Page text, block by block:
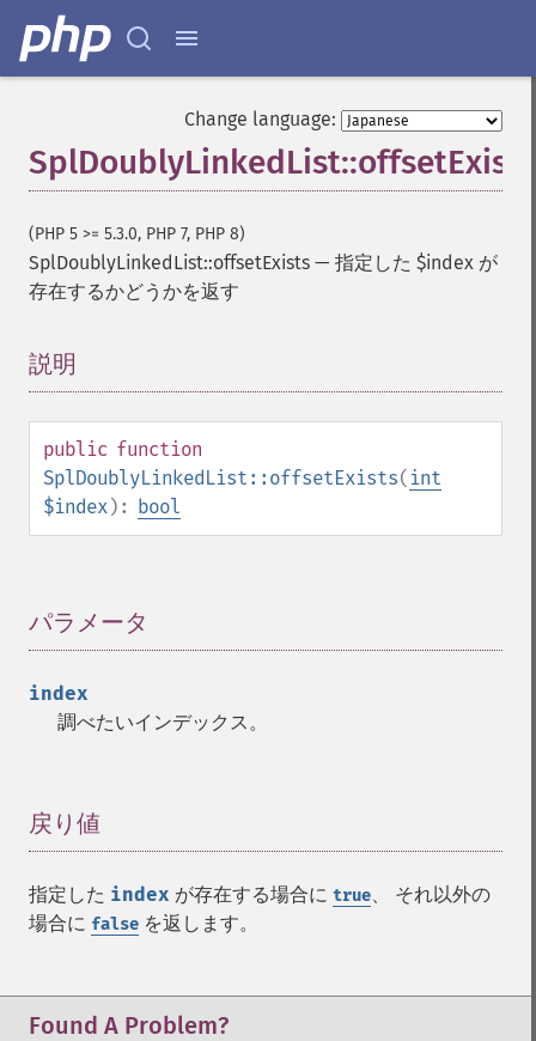
Change language:
SplDoublyLinkedList::offsetExists
(PHP 5 >= 5.3.0, PHP 7, PHP 8)
SplDoublyLinkedList::offsetExists — 指定した $index が
存在するかどうかを返す
説明
public function
SplDoublyLinkedList::offsetExists( int
$index): bool
パラメータ
index
調べたいインデックス。
戻り値
指定した index が存在する場合に true、 それ以外の
場合に false を返します。
Found A Problem?